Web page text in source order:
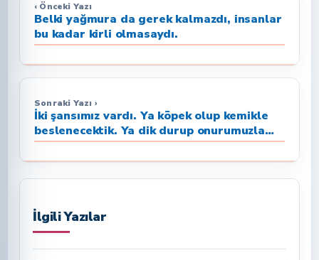
‹ Önceki Yazı
Belki yağmura da gerek kalmazdı, insanlar
bu kadar kirli olmasaydı.
Sonraki Yazı ›
İki şansımız vardı. Ya köpek olup kemikle
beslenecektik. Ya dik durup onurumuzla
ölecektik! -Yılmaz Güney
İlgili Yazılar